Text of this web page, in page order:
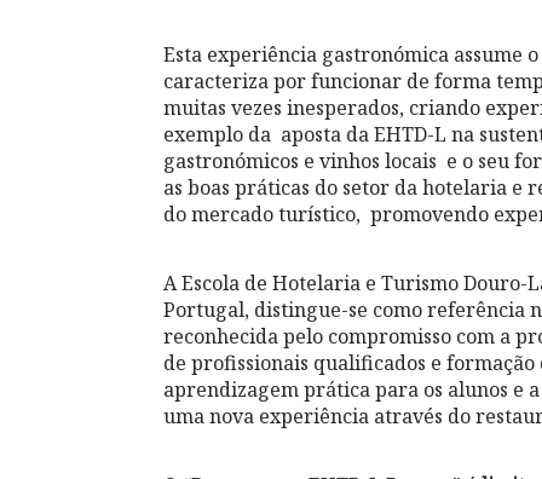
Esta experiência gastronómica assume
caracteriza por funcionar de forma
muitas vezes inesperados, criando
exemplo da aposta da EHTD-L na
gastronómicos e vinhos locais e o seu
as boas práticas do setor da hotelaria e
do mercado turístico, promovendo
A Escola de Hotelaria e Turismo Douro-
Portugal, distingue-se como referência
reconhecida pelo compromisso com a
de profissionais qualificados e
aprendizagem prática para os alunos e
uma nova experiência através do